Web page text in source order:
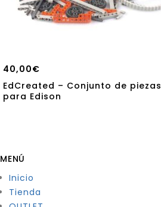
40,00€
EdCreated – Conjunto de piezas
para Edison
MENÚ
Inicio
Tienda